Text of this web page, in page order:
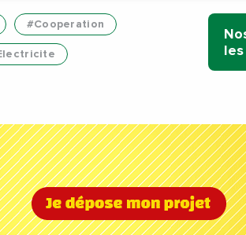
#Cooperation